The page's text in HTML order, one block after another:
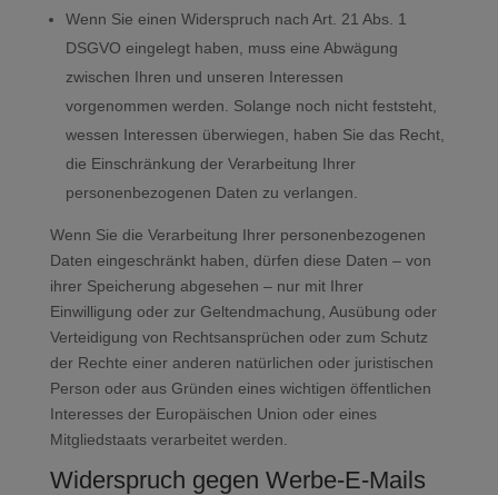
Wenn Sie einen Widerspruch nach Art. 21 Abs. 1
DSGVO eingelegt haben, muss eine Abwägung
zwischen Ihren und unseren Interessen
vorgenommen werden. Solange noch nicht feststeht,
wessen Interessen überwiegen, haben Sie das Recht,
die Einschränkung der Verarbeitung Ihrer
personenbezogenen Daten zu verlangen.
Wenn Sie die Verarbeitung Ihrer personenbezogenen
Daten eingeschränkt haben, dürfen diese Daten – von
ihrer Speicherung abgesehen – nur mit Ihrer
Einwilligung oder zur Geltendmachung, Ausübung oder
Verteidigung von Rechtsansprüchen oder zum Schutz
der Rechte einer anderen natürlichen oder juristischen
Person oder aus Gründen eines wichtigen öffentlichen
Interesses der Europäischen Union oder eines
Mitgliedstaats verarbeitet werden.
Widerspruch gegen Werbe-E-Mails